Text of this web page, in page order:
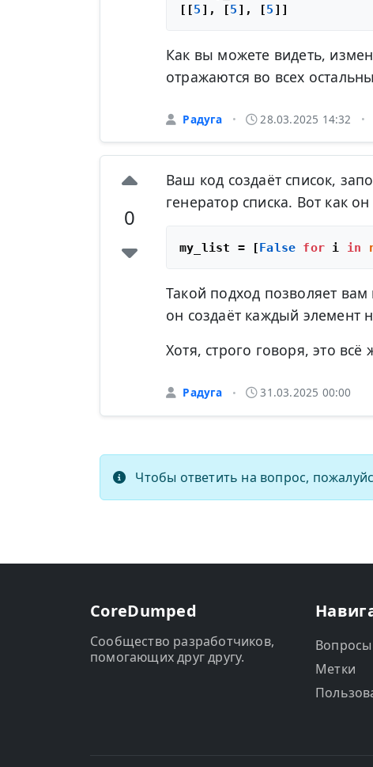
[[5 ], [5 ], [5
Как вы можете видеть,
отражаются во всех
Радуга • 28.03.2025 14:32 •
0
Ваш код создаёт список,
генератор списка. Вот как
my_list = [False for i in
Такой подход позволяет
он создаёт каждый элемент
Хотя, строго говоря, это всё
Радуга • 31.03.2025 00:00
Чтобы ответить на вопрос,
CoreDumped
Сообщество разработчиков,
помогающих друг другу.
Вопросы
Метки